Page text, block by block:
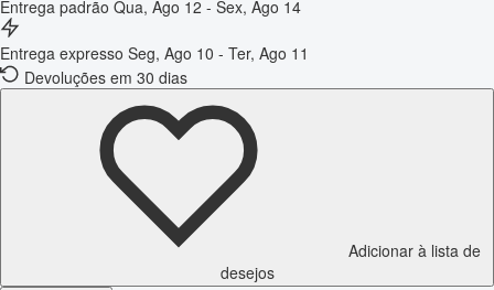
Entrega padrão Qua, Ago 12 - Sex, Ago 14
Entrega expresso Seg, Ago 10 - Ter, Ago 11
Devoluções em 30 dias
Adicionar à lista de
desejos